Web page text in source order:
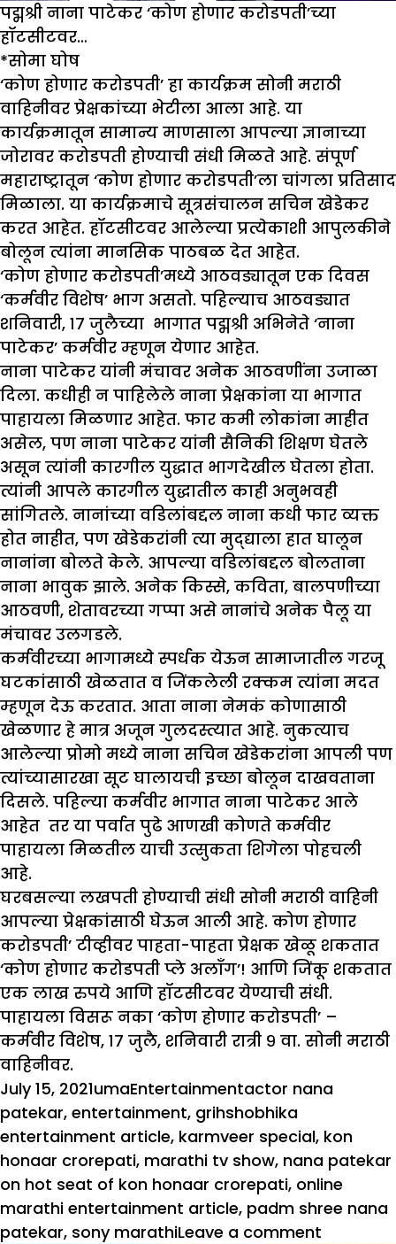
पद्मश्री नाना पाटेकर ‘कोण होणार करोडपती’च्या
हॉटसीटवर…
*सोमा घोष
‘कोण होणार करोडपती’ हा कार्यक्रम सोनी मराठी
वाहिनीवर प्रेक्षकांच्या भेटीला आला आहे. या
कार्यक्रमातून सामान्य माणसाला आपल्या ज्ञानाच्या
जोरावर करोडपती होण्याची संधी मिळते आहे. संपूर्ण
महाराष्ट्रातून ‘कोण होणार करोडपती’ला चांगला प्रतिसाद
मिळाला. या कार्यक्रमाचे सूत्रसंचालन सचिन खेडेकर
करत आहेत. हॉटसीटवर आलेल्या प्रत्येकाशी आपुलकीने
बोलून त्यांना मानसिक पाठबळ देत आहेत.
‘कोण होणार करोडपती’मध्ये आठवड्यातून एक दिवस
‘कर्मवीर विशेष’ भाग असतो. पहिल्याच आठवड्यात
शनिवारी, १७ जुलैच्या भागात पद्मश्री अभिनेते ‘नाना
पाटेकर’ कर्मवीर म्हणून येणार आहेत.
नाना पाटेकर यांनी मंचावर अनेक आठवणींना उजाळा
दिला. कधीही न पाहिलेले नाना प्रेक्षकांना या भागात
पाहायला मिळणार आहेत. फार कमी लोकांना माहीत
असेल, पण नाना पाटेकर यांनी सैनिकी शिक्षण घेतले
असून त्यांनी कारगील युद्धात भागदेखील घेतला होता.
त्यांनी आपले कारगील युद्धातील काही अनुभवही
सांगितले. नानांच्या वडिलांबद्दल नाना कधी फार व्यक्त
होत नाहीत, पण खेडेकरांनी त्या मुद्द्याला हात घालून
नानांना बोलते केले. आपल्या वडिलांबद्दल बोलताना
नाना भावुक झाले. अनेक किस्से, कविता, बालपणीच्या
आठवणी, शेतावरच्या गप्पा असे नानांचे अनेक पैलू या
मंचावर उलगडले.
कर्मवीरच्या भागामध्ये स्पर्धक येऊन सामाजातील गरजू
घटकांसाठी खेळतात व जिंकलेली रक्कम त्यांना मदत
म्हणून देऊ करतात. आता नाना नेमकं कोणासाठी
खेळणार हे मात्र अजून गुलदस्त्यात आहे. नुकत्याच
आलेल्या प्रोमो मध्ये नाना सचिन खेडेकरांना आपली पण
त्यांच्यासारखा सूट घालायची इच्छा बोलून दाखवताना
दिसले. पहिल्या कर्मवीर भागात नाना पाटेकर आले
आहेत तर या पर्वात पुढे आणखी कोणते कर्मवीर
पाहायला मिळतील याची उत्सुकता शिगेला पोहचली
आहे.
घरबसल्या लखपती होण्याची संधी सोनी मराठी वाहिनी
आपल्या प्रेक्षकांसाठी घेऊन आली आहे. कोण होणार
करोडपती’ टीव्हीवर पाहता-पाहता प्रेक्षक खेळू शकतात
‘कोण होणार करोडपती प्ले अलॉंग’! आणि जिंकू शकतात
एक लाख रुपये आणि हॉटसीटवर येण्याची संधी.
पाहायला विसरू नका ‘कोण होणार करोडपती’ –
कर्मवीर विशेष, १७ जुलै, शनिवारी रात्री ९ वा. सोनी मराठी
वाहिनीवर.
Posted
on
July 15, 2021Author
umaCategories
EntertainmentTags
actor nana
patekar, entertainment, grihshobhika
entertainment article, karmveer special, kon
honaar crorepati, marathi tv show, nana patekar
on hot seat of kon honaar crorepati, online
marathi entertainment article, padm shree nana
patekar, sony marathiLeave a comment